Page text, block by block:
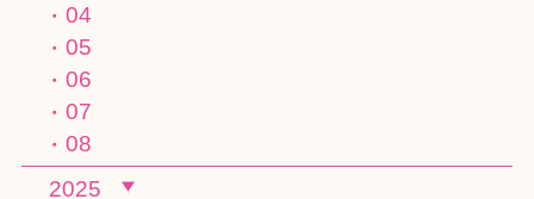
04
05
06
07
08
2025